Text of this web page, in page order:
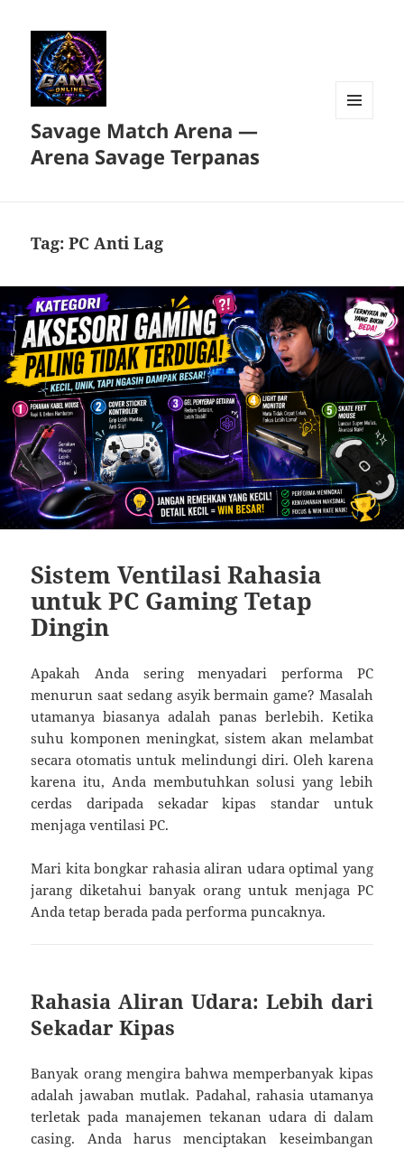
Savage Match Arena —
Arena Savage Terpanas
Tag:PC Anti Lag
Sistem Ventilasi Rahasia
untuk PC Gaming Tetap
Dingin
Apakah Anda sering menyadari performa PC
menurun saat sedang asyik bermain game? Masalah
utamanya biasanya adalah panas berlebih. Ketika
suhu komponen meningkat, sistem akan melambat
secara otomatis untuk melindungi diri. Oleh karena
karena itu, Anda membutuhkan solusi yang lebih
cerdas daripada sekadar kipas standar untuk
menjaga ventilasi PC.
Mari kita bongkar rahasia aliran udara optimal yang
jarang diketahui banyak orang untuk menjaga PC
Anda tetap berada pada performa puncaknya.
Rahasia Aliran Udara: Lebih dari
Sekadar Kipas
Banyak orang mengira bahwa memperbanyak kipas
adalah jawaban mutlak. Padahal, rahasia utamanya
terletak pada manajemen tekanan udara di dalam
casing. Anda harus menciptakan keseimbangan